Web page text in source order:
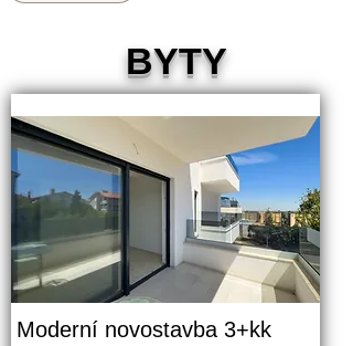
BYTY
Moderní novostavba 3+kk